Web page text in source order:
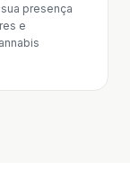
presença
e